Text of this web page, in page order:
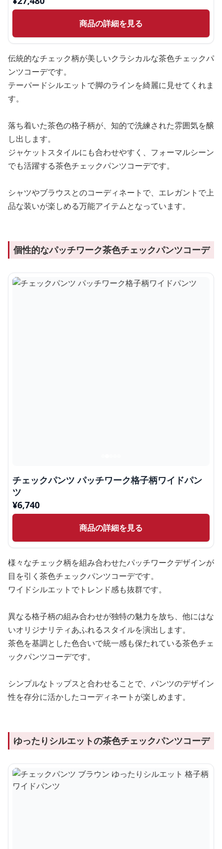
商品の詳細を見る
伝統的なチェック柄が美しいクラシカルな茶色チェックパ
ンツコーデです。
テーパードシルエットで脚のラインを綺麗に見せてくれま
す。
落ち着いた茶色の格子柄が、知的で洗練された雰囲気を醸
し出します。
ジャケットスタイルにも合わせやすく、フォーマルシーン
でも活躍する茶色チェックパンツコーデです。
シャツやブラウスとのコーディネートで、エレガントで上
品な装いが楽しめる万能アイテムとなっています。
個性的なパッチワーク茶色チェックパンツコーデ
チェックパンツ パッチワーク格子柄ワイドパン
ツ
¥6,740
商品の詳細を見る
様々なチェック柄を組み合わせたパッチワークデザインが
目を引く茶色チェックパンツコーデです。
ワイドシルエットでトレンド感も抜群です。
異なる格子柄の組み合わせが独特の魅力を放ち、他にはな
いオリジナリティあふれるスタイルを演出します。
茶色を基調とした色合いで統一感も保たれている茶色チェ
ックパンツコーデです。
シンプルなトップスと合わせることで、パンツのデザイン
性を存分に活かしたコーディネートが楽しめます。
ゆったりシルエットの茶色チェックパンツコーデ